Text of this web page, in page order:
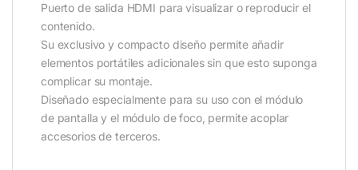
Puerto de salida HDMI para visualizar o reproducir el
contenido.
Su exclusivo y compacto diseño permite añadir
elementos portátiles adicionales sin que esto suponga
complicar su montaje.
Diseñado especialmente para su uso con el módulo
de pantalla y el módulo de foco, permite acoplar
accesorios de terceros.